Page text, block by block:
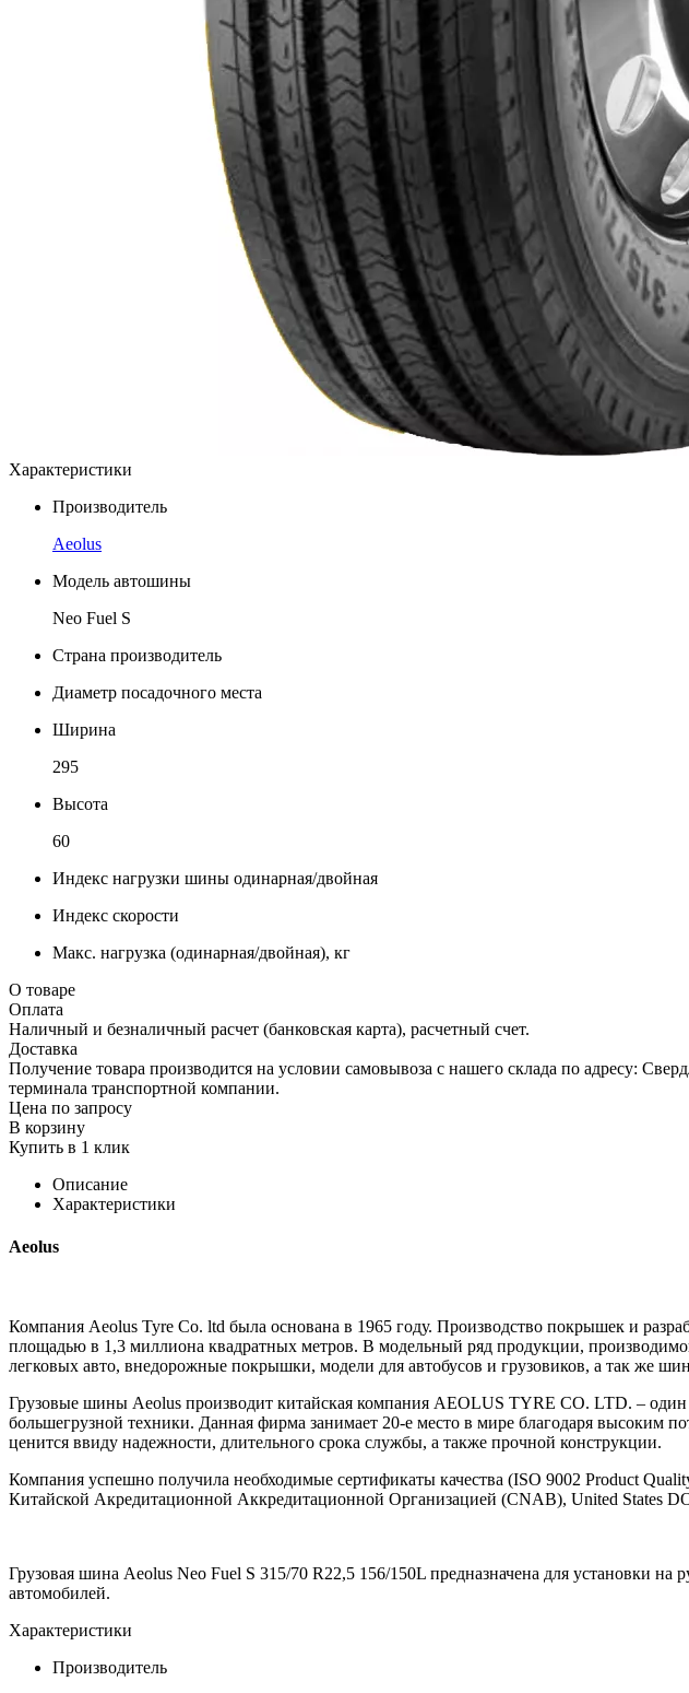
Характеристики
Производитель
Aeolus
Модель автошины
Neo Fuel S
Страна производитель
Диаметр посадочного места
Ширина
295
Высота
60
Индекс нагрузки шины одинарная/двойная
Индекс скорости
Макс. нагрузка (одинарная/двойная), кг
О товаре
Оплата
Наличный и безналичный расчет (банковская карта), расчетный счет.
Доставка
Получение товара производится на условии самовывоза с нашего склада по адресу:
терминала транспортной компании.
Цена по запросу
В корзину
Купить в 1 клик
Описание
Характеристики
Aeolus
Компания Aeolus Tyre Co. ltd была основана в 1965 году. Производство покрышек и
площадью в 1,3 миллиона квадратных метров. В модельный ряд продукции,
легковых авто, внедорожные покрышки, модели для автобусов и грузовиков, а так же
Грузовые шины Aeolus производит китайская компания AEOLUS TYRE CO. LTD. –
большегрузной техники. Данная фирма занимает 20-е место в мире благодаря высоким
ценится ввиду надежности, длительного срока службы, а также прочной конструкции.
Компания успешно получила необходимые сертификаты качества (ISO 9002 Product
Китайской Акредитационной Аккредитационной Организацией (CNAB), United States
Грузовая шина Aeolus Neo Fuel S 315/70 R22,5 156/150L предназначена для установки
автомобилей.
Характеристики
Производитель